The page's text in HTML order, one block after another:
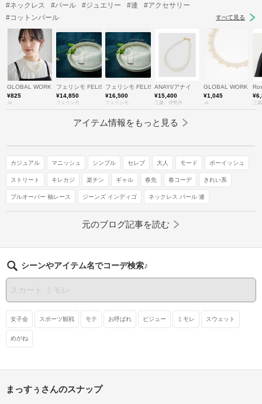
#ネックレス #パール #ジュエリー #連
#アクセサリー
#コットンパール
すべて見る
GLOBAL WORK
¥825
.st
フェリシモ FELISSIMO
¥14,850
フェリシモ
フェリシモ FELISSIMO
¥16,500
フェリシモ
ANAYI/アナイ
¥15,400
三越・伊勢丹
GLOBAL WORK
¥1,045
.st 三
アイテム情報をもっと見る
カジュアル マニッシュ シンプル セレブ 大人 モード ボーイッシュ
ストリート キレカジ 楽チン ギャル 春先 春コーデ きれい系
プルオーバー 袖レース ジーンズ インディゴ ネックレス パール 連
元のブログ記事を読む
シーンやアイテム名でコーデ検索♪
女子会 スポーツ観戦 モテ お呼ばれ ビジュー ミモレ スウェット
めがね
まっすぅさんのスナップ